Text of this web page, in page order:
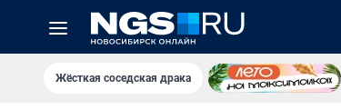
Жёсткая соседская драка